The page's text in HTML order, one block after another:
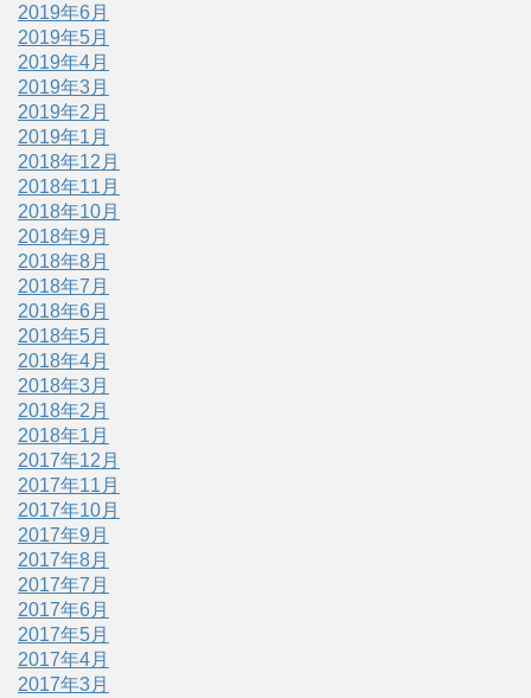
2019年6月
2019年5月
2019年4月
2019年3月
2019年2月
2019年1月
2018年12月
2018年11月
2018年10月
2018年9月
2018年8月
2018年7月
2018年6月
2018年5月
2018年4月
2018年3月
2018年2月
2018年1月
2017年12月
2017年11月
2017年10月
2017年9月
2017年8月
2017年7月
2017年6月
2017年5月
2017年4月
2017年3月